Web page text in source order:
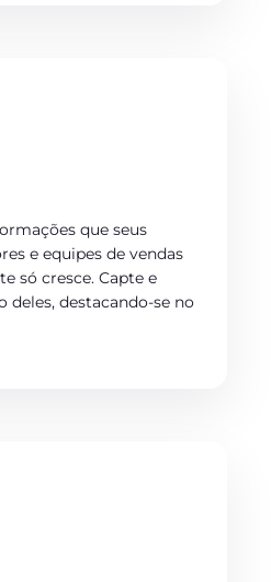
que seus
e equipes de vendas
só cresce. Capte e
deles, destacando-se no